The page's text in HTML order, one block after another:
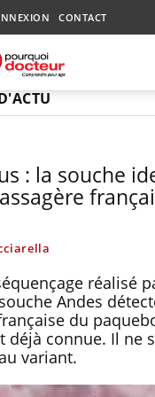
CONTACT
: la souche
réalisé
Andes
du
déjà connue. Il ne
variant.